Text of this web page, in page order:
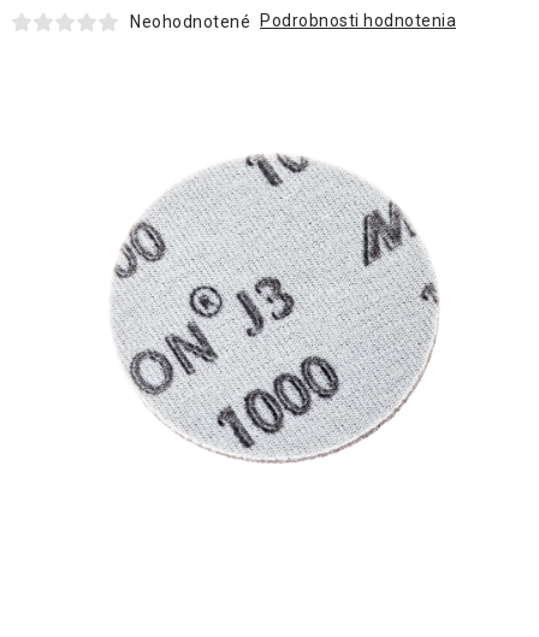
VÔNE DO AUTA
DARČEKOVÉ POUKAZY
ČISTENIE A ÚDRŽBA LODÍ
Neohodnotené Podrobnosti hodnotenia